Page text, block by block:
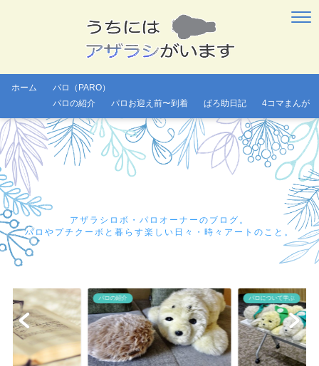
ホーム
パロ（PARO）
パロの紹介
パロお迎え前〜到着 ぱろ助日記 4コマまんが
アザラシロボ・パロオーナーのブログ。
パロやプチクーボと暮らす楽しい日々・時々アートのこと。
パロについて学ぶ パロについて学ぶ